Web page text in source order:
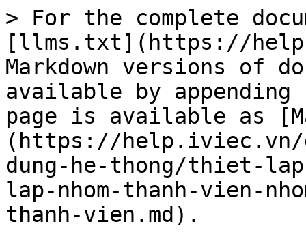
> For the complete
[llms.txt](https://
Markdown versions of
available by
page is available as
(https://help.iviec.vn/
dung-he-thong/thiet-
lap-nhom-thanh-vien-
thanh-vien.md).